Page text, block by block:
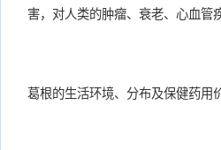
害，对人类的肿瘤、衰老、心血管
葛根的生活环境、分布及保健药用